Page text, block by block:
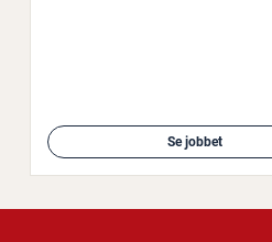
Se jobbet